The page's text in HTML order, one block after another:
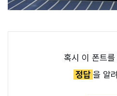
혹시 이 폰트
정답을 알